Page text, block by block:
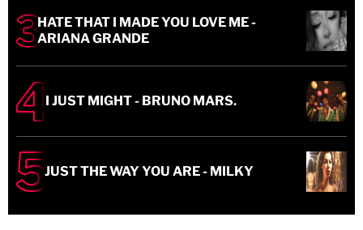
HATE THAT I MADE YOU LOVE ME -
ARIANA GRANDE
I JUST MIGHT - BRUNO MARS.
JUST THE WAY YOU ARE - MILKY